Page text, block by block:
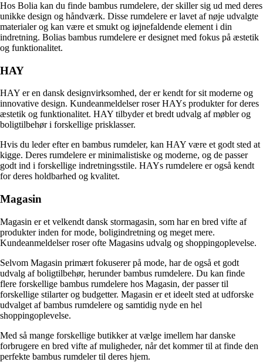
Hos Bolia kan du finde bambus rumdelere, der skiller sig ud med deres
unikke design og håndværk. Disse rumdelere er lavet af nøje udvalgte
materialer og kan være et smukt og iøjnefaldende element i din
indretning. Bolias bambus rumdelere er designet med fokus på æstetik
og funktionalitet.
HAY
HAY er en dansk designvirksomhed, der er kendt for sit moderne og
innovative design. Kundeanmeldelser roser HAYs produkter for deres
æstetik og funktionalitet. HAY tilbyder et bredt udvalg af møbler og
boligtilbehør i forskellige prisklasser.
Hvis du leder efter en bambus rumdeler, kan HAY være et godt sted at
kigge. Deres rumdelere er minimalistiske og moderne, og de passer
godt ind i forskellige indretningsstile. HAYs rumdelere er også kendt
for deres holdbarhed og kvalitet.
Magasin
Magasin er et velkendt dansk stormagasin, som har en bred vifte af
produkter inden for mode, boligindretning og meget mere.
Kundeanmeldelser roser ofte Magasins udvalg og shoppingoplevelse.
Selvom Magasin primært fokuserer på mode, har de også et godt
udvalg af boligtilbehør, herunder bambus rumdelere. Du kan finde
flere forskellige bambus rumdelere hos Magasin, der passer til
forskellige stilarter og budgetter. Magasin er et ideelt sted at udforske
udvalget af bambus rumdelere og samtidig nyde en hel
shoppingoplevelse.
Med så mange forskellige butikker at vælge imellem har danske
forbrugere en bred vifte af muligheder, når det kommer til at finde den
perfekte bambus rumdeler til deres hjem.